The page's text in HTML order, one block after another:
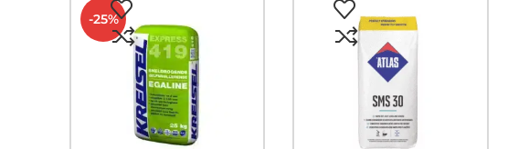
-25%